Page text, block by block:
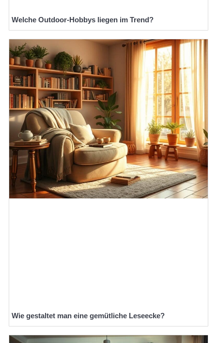
Welche Outdoor-Hobbys liegen im Trend?
Wie gestaltet man eine gemütliche Leseecke?